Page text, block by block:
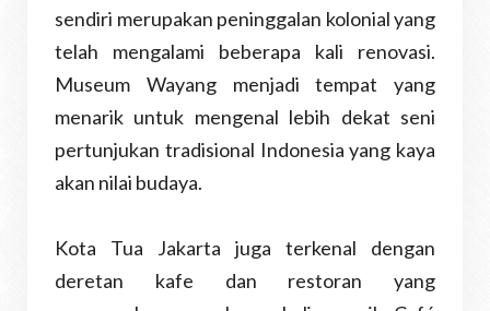
sendiri merupakan peninggalan kolonial yang
telah mengalami beberapa kali renovasi.
Museum Wayang menjadi tempat yang
menarik untuk mengenal lebih dekat seni
pertunjukan tradisional Indonesia yang kaya
akan nilai budaya.
Kota Tua Jakarta juga terkenal dengan
deretan kafe dan restoran yang